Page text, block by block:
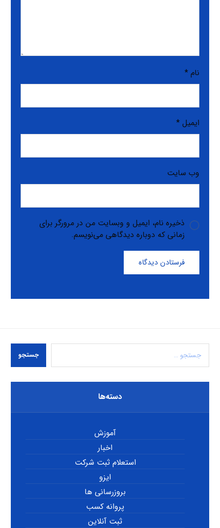
نام*
ایمیل*
وب‌ سایت
ذخیره نام، ایمیل و وبسایت من در مرورگر برای
زمانی که دوباره دیدگاهی می‌نویسم.
فرستادن دیدگاه
جستجو
دسته‌ها
آموزش
اخبار
استعلام ثبت شرکت
ایزو
بروزرسانی ها
پروانه کسب
ثبت آنلاین